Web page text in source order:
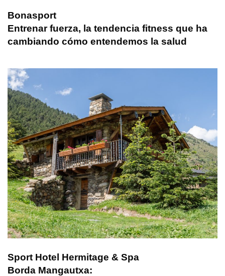
Bonasport
Entrenar fuerza, la tendencia fitness que ha
cambiando cómo entendemos la salud
Sport Hotel Hermitage & Spa
Borda Mangautxa: